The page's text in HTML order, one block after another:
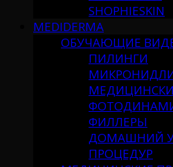
SHOPHIESKIN
MEDIDERMA
ОБУЧАЮЩИЕ
ПИЛИНГИ
ФИЛЛЕРЫ
ДОМАШНИЙ
ПРОЦЕДУР